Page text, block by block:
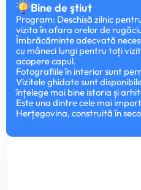
Bine de ştiut
Program: Deschisă zilnic
vizita în afara orelor de
Îmbrăcăminte adecvată
cu mâneci lungi pentru toți
acopere capul.
Fotografiile în interior sunt
Vizitele ghidate sunt
înțelege mai bine istoria și
Este una dintre cele mai
Herțegovina, construită în